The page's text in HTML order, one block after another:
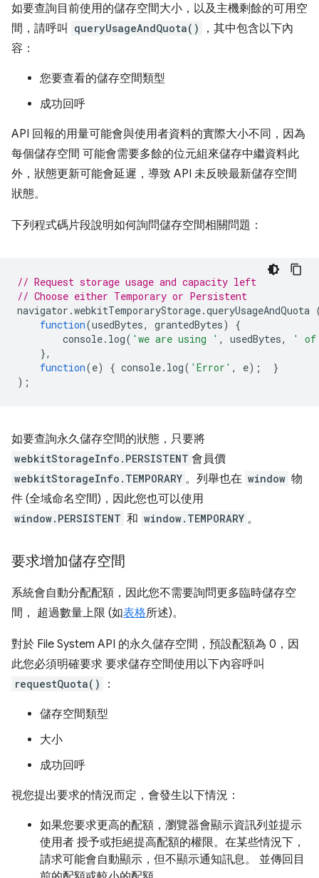
如要查詢目前使用的儲存空間大小，以及主機剩餘的可用空
間，請呼叫
queryUsageAndQuota()
，其中包含以下內
容：
您要查看的儲存空間類型
成功回呼
API 回報的用量可能會與使用者資料的實際大小不同，因為
每個儲存空間 可能會需要多餘的位元組來儲存中繼資料此
外，狀態更新可能會延遲，導致 API 未反映最新儲存空間
狀態。
下列程式碼片段說明如何詢問儲存空間相關問題：
// Request storage usage and capacity left
// Choose either Temporary or Persistent
navigator .webkitTemporaryStorage.queryUsageAndQuota
function(usedBytes, grantedBytes)
{
console. log( 'we are using ' , usedBytes,
'
},
function(e) { console. log( 'Error' , e);
}
);
如要查詢永久儲存空間的狀態，只要將
webkitStorageInfo.PERSISTENT 會員價
webkitStorageInfo.TEMPORARY 。列舉也在 window 物
件 (全域命名空間)，因此您也可以使用
window.PERSISTENT 和 window.TEMPORARY 。
要求增加儲存空間
系統會自動分配配額，因此您不需要詢問更多臨時儲存空
間， 超過數量上限 (如表格所述)。
對於 File System API 的永久儲存空間，預設配額為 0，因
此您必須明確要求 要求儲存空間使用以下內容呼叫
requestQuota() ：
儲存空間類型
大小
成功回呼
視您提出要求的情況而定，會發生以下情況：
如果您要求更高的配額，瀏覽器會顯示資訊列並提示
使用者 授予或拒絕提高配額的權限。在某些情況下，
請求可能會自動顯示，但不顯示通知訊息。 並傳回目